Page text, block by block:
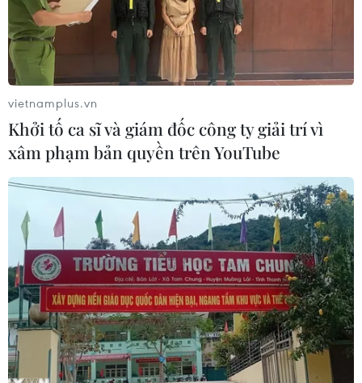
Ngân hàng trung ương toàn cầu đau đầu
cứu nền kinh tế
15/06/2019 03:24
WB cho rằng nguyên nhân tăng trưởng kinh tế suy giảm
là do tốc độ tăng trưởng thương mại toàn cầu giảm
xuống mức thấp nhất kể từ khủng hoảng tài chính cách
đây 1 thập niên.
vietnamplus.vn
Khởi tố ca sĩ và giám đốc công ty giải trí vì
xâm phạm bản quyền trên YouTube